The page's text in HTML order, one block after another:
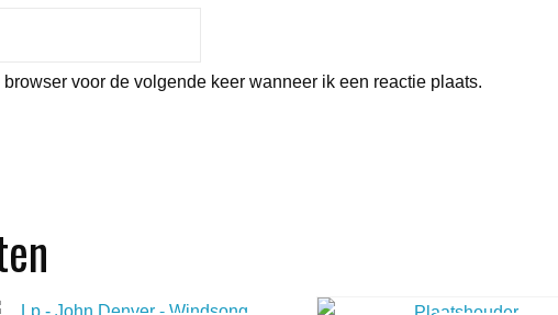
voor de volgende keer wanneer ik een reactie plaats.